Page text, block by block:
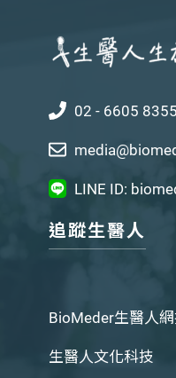
02 - 6605
LINE ID:
追蹤生醫人
BioMeder生醫人
生醫人文化科技